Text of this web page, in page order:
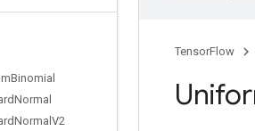
Binomial
Normal
Normal V2
TensorFlow